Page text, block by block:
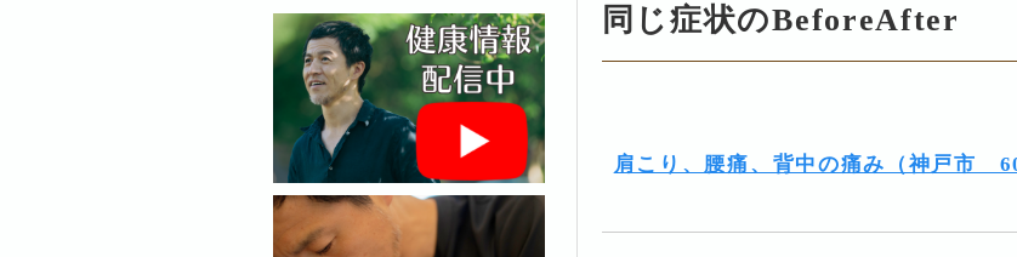
同じ症状のBeforeAfter
肩こり、腰痛、背中の痛み（神戸市